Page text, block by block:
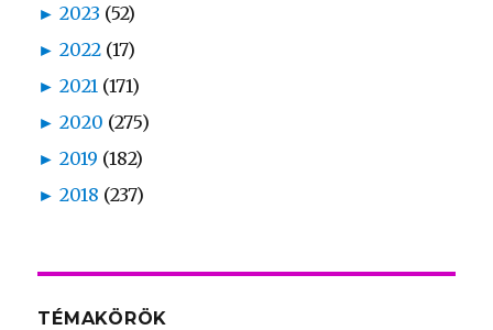
► 2023 (52)
► 2022 (17)
► 2021 (171)
► 2020 (275)
► 2019 (182)
► 2018 (237)
TÉMAKÖRÖK